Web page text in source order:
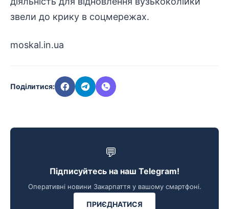
звели до крику в соцмережах.
moskal.in.ua
Поділитися:
💬
Підписуйтесь на наш Telegram!
Оперативні новини Закарпаття у вашому смартфоні.
ПРИЄДНАТИСЯ